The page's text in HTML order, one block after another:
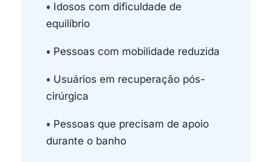
• Idosos com dificuldade de
equilíbrio
• Pessoas com mobilidade reduzida
• Usuários em recuperação pós-
cirúrgica
• Pessoas que precisam de apoio
durante o banho